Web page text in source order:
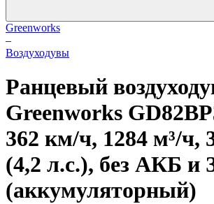
Greenworks
–
Воздуходувы
Ранцевый
Greenworks
362 км/ч, 1284 м³/ч,
(4,2 л.с.), без АКБ и
(аккумуляторный)